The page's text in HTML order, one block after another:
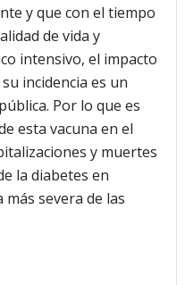
y que con el tiempo
de vida y
intensivo, el impacto
incidencia es un
Por lo que es
esta vacuna en el
y muertes
la diabetes en
severa de las